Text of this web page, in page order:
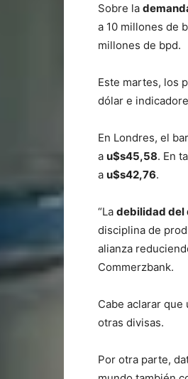
Sobre la
a 10 millones de
millones de bpd.
Este martes, los
dólar e
En Londres, el
a u$s45,58. En
a u$s42,76.
“La debilidad del
disciplina de
alianza
Commerzbank.
Cabe aclarar
otras divisas.
Por otra parte,